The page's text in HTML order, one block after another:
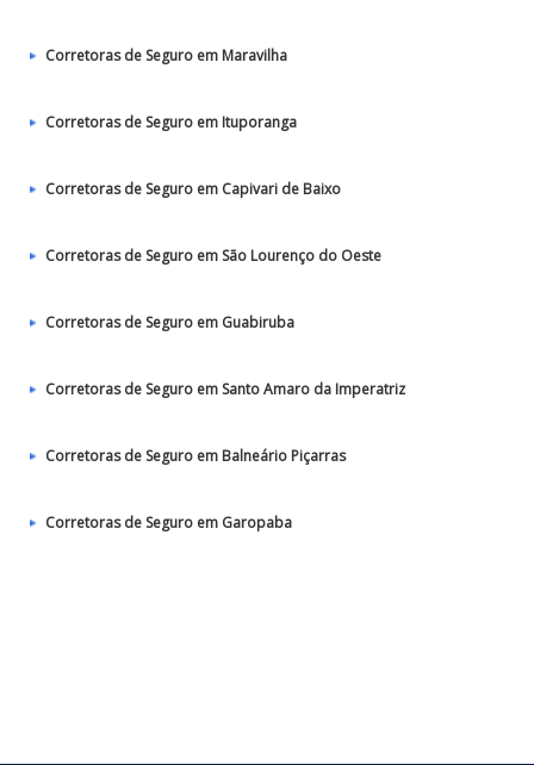
Corretoras de Seguro em Maravilha
Corretoras de Seguro em Ituporanga
Corretoras de Seguro em Capivari de Baixo
Corretoras de Seguro em São Lourenço do Oeste
Corretoras de Seguro em Guabiruba
Corretoras de Seguro em Santo Amaro da Imperatriz
Corretoras de Seguro em Balneário Piçarras
Corretoras de Seguro em Garopaba